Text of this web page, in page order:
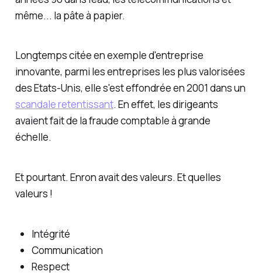
même... la pâte à papier.
Longtemps citée en exemple d'entreprise
innovante, parmi les entreprises les plus valorisées
des Etats-Unis, elle s'est effondrée en 2001 dans un
scandale retentissant. En effet, les dirigeants
avaient fait de la fraude comptable à grande
échelle.
Et pourtant. Enron avait des valeurs. Et quelles
valeurs !
Intégrité
Communication
Respect